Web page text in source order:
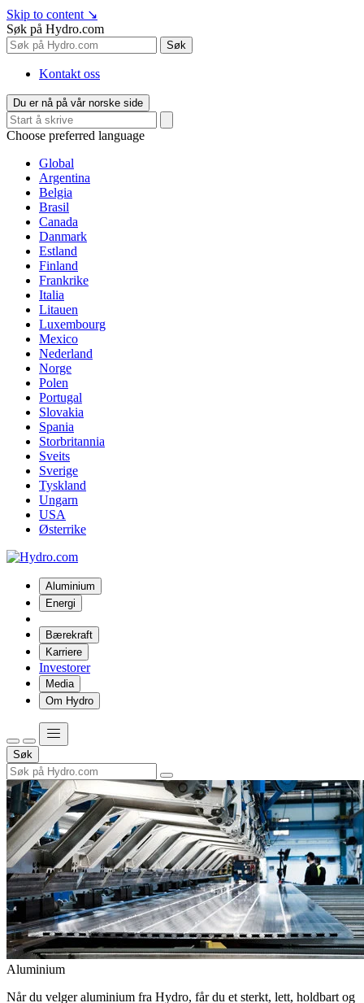
Skip to content ↘
Søk på Hydro.com
Søk
Kontakt oss
Du er nå på vår norske side
Choose preferred language
Global
Argentina
Belgia
Brasil
Canada
Danmark
Estland
Finland
Frankrike
Italia
Litauen
Luxembourg
Mexico
Nederland
Norge
Polen
Portugal
Slovakia
Spania
Storbritannia
Sveits
Sverige
Tyskland
Ungarn
USA
Østerrike
Aluminium
Energi
Bærekraft
Karriere
Investorer
Media
Om Hydro
Søk
Aluminium
Når du velger aluminium fra Hydro, får du et sterkt, lett, holdbart og